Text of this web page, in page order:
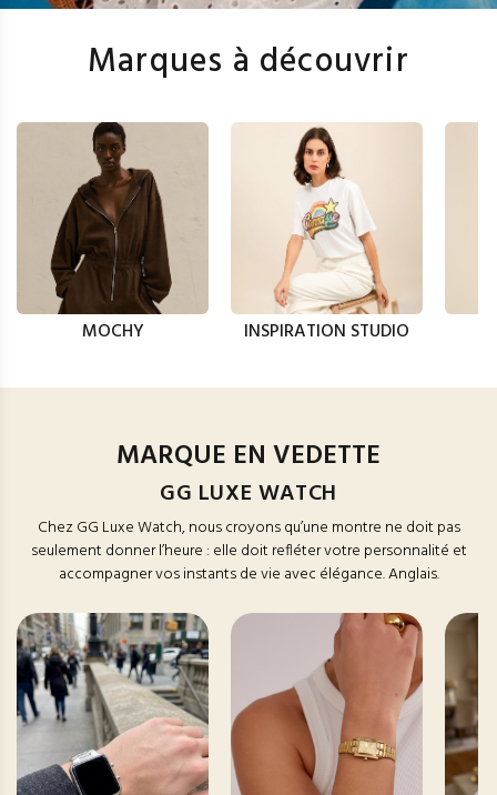
Marques à découvrir
MOCHY INSPIRATION STUDIO
MARQUE EN VEDETTE
GG LUXE WATCH
Chez GG Luxe Watch, nous croyons qu’une montre ne doit pas
seulement donner l’heure : elle doit refléter votre personnalité et
accompagner vos instants de vie avec élégance. Anglais.